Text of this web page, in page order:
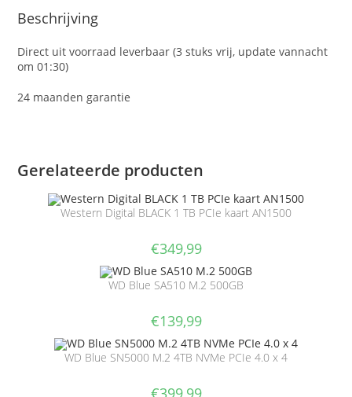
Beschrijving
Direct uit voorraad leverbaar (3 stuks vrij, update vannacht
om 01:30)
24 maanden garantie
Gerelateerde producten
Western Digital BLACK 1 TB PCIe kaart AN1500
€349,99
WD Blue SA510 M.2 500GB
€139,99
WD Blue SN5000 M.2 4TB NVMe PCIe 4.0 x 4
€399,99